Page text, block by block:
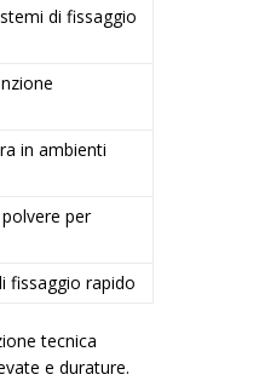
di fissaggio
in ambienti
per
fissaggio rapido
tecnica
e durature.